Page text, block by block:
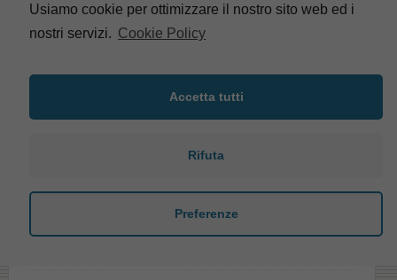
Usiamo cookie per ottimizzare il nostro sito web ed i
nostri servizi. Cookie Policy
Accetta tutti
Rifuta
Preferenze